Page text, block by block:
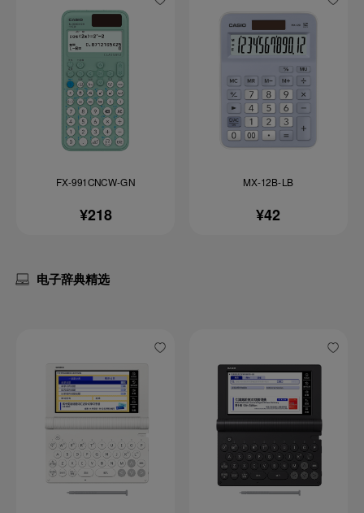
FX-991CNCW-GN
¥218
MX-12B-LB
¥42
电子辞典精选